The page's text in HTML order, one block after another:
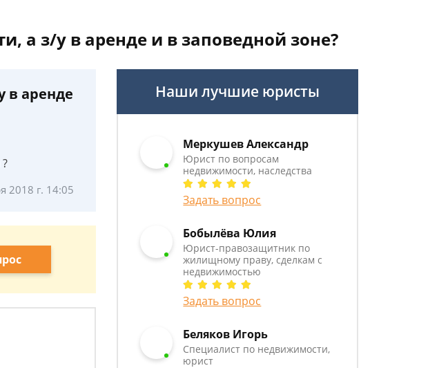
а з/у в аренде и в заповедной зоне?
в аренде
2018 г. 14:05
Наши лучшие юристы
Меркушев Александр
Юрист по вопросам
недвижимости, наследства
Задать вопрос
Бобылёва Юлия
Юрист-правозащитник по
жилищному праву, сделкам с
недвижимостью
Задать вопрос
Беляков Игорь
Специалист по недвижимости,
юрист